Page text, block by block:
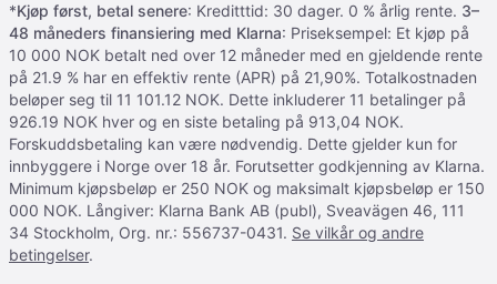
*Kjøp først, betal senere: Kreditttid: 30 dager. 0 % årlig rente. 3–
48 måneders finansiering med Klarna: Priseksempel: Et kjøp på
10 000 NOK betalt ned over 12 måneder med en gjeldende rente
på 21.9 % har en effektiv rente (APR) på 21,90%. Totalkostnaden
beløper seg til 11 101.12 NOK. Dette inkluderer 11 betalinger på
926.19 NOK hver og en siste betaling på 913,04 NOK.
Forskuddsbetaling kan være nødvendig. Dette gjelder kun for
innbyggere i Norge over 18 år. Forutsetter godkjenning av Klarna.
Minimum kjøpsbeløp er 250 NOK og maksimalt kjøpsbeløp er 150
000 NOK. Långiver: Klarna Bank AB (publ), Sveavägen 46, 111
34 Stockholm, Org. nr.: 556737-0431. Se vilkår og andre
betingelser.